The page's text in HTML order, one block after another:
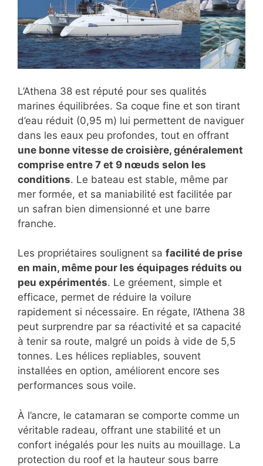
L’Athena 38 est réputé pour ses qualités
marines équilibrées. Sa coque fine et son tirant
d’eau réduit (0,95 m) lui permettent de naviguer
dans les eaux peu profondes, tout en offrant
une bonne vitesse de croisière, généralement
comprise entre 7 et 9 nœuds selon les
conditions. Le bateau est stable, même par
mer formée, et sa maniabilité est facilitée par
un safran bien dimensionné et une barre
franche.
Les propriétaires soulignent sa facilité de prise
en main, même pour les équipages réduits ou
peu expérimentés. Le gréement, simple et
efficace, permet de réduire la voilure
rapidement si nécessaire. En régate, l’Athena 38
peut surprendre par sa réactivité et sa capacité
à tenir sa route, malgré un poids à vide de 5,5
tonnes. Les hélices repliables, souvent
installées en option, améliorent encore ses
performances sous voile.
À l’ancre, le catamaran se comporte comme un
véritable radeau, offrant une stabilité et un
confort inégalés pour les nuits au mouillage. La
protection du roof et la hauteur sous barre